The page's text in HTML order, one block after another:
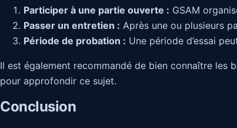
Participer à une partie ouverte : GSAM
Passer un entretien : Après une ou plusieurs
Période de probation : Une période d’essai
Il est également recommandé de bien connaître les
pour approfondir ce sujet.
Conclusion